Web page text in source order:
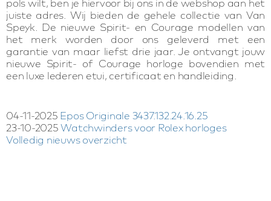
pols wilt, ben je hiervoor bij ons in de webshop aan het
juiste adres. Wij bieden de gehele collectie van Van
Speyk. De nieuwe Spirit- en Courage modellen van
het merk worden door ons geleverd met een
garantie van maar liefst drie jaar. Je ontvangt jouw
nieuwe Spirit- of Courage horloge bovendien met
een luxe lederen etui, certificaat en handleiding.
04-11-2025 Epos Originale 3437.132.24.16.25
23-10-2025Watchwinders voor Rolex horloges
Volledig nieuws overzicht